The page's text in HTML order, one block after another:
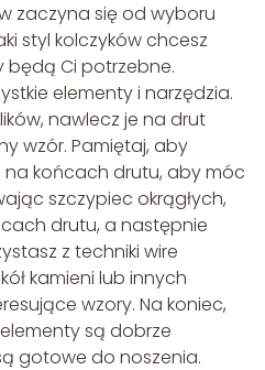
zaczyna się od wyboru
styl kolczyków chcesz
będą Ci potrzebne.
elementy i narzędzia.
nawlecz je na drut
wzór. Pamiętaj, aby
końcach drutu, aby móc
szczypiec okrągłych,
drutu, a następnie
z techniki wire
kamieni lub innych
wzory. Na koniec,
są dobrze
gotowe do noszenia.